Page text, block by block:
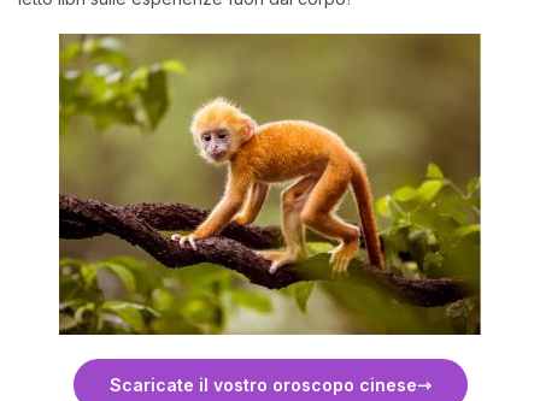
Scaricate il vostro oroscopo cinese